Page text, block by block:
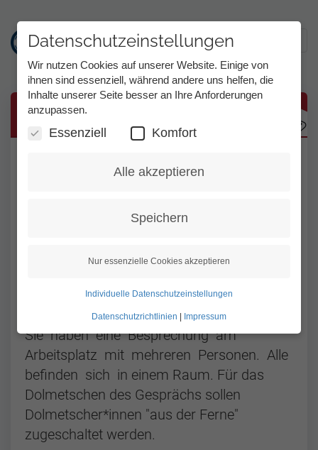
Direkt
Was ist Ferndolmetschen?
hörgeschädigten und die hörenden
befinden. Die Dolmetscher*innen befinden
angerufen und "aus der Ferne"
Sie haben eine Besprechung am
Arbeitsplatz mit mehreren Personen. Alle
befinden sich in einem Raum. Für das
Dolmetschen des Gesprächs sollen
Dolmetscher*innen "aus der Ferne"
zugeschaltet werden.
Datenschutzeinstellungen
Wir nutzen Cookies auf unserer Website. Einige von
ihnen sind essenziell, während andere uns helfen, die
Inhalte unserer Seite besser an Ihre Anforderungen
anzupassen.
Essenziell Komfort
Alle akzeptieren
Speichern
Nur essenzielle Cookies akzeptieren
Individuelle Datenschutzeinstellungen
Datenschutzrichtlinien Impressum